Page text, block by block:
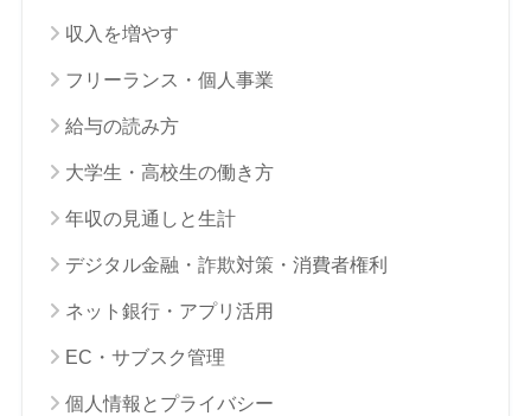
収入を増やす
フリーランス・個人事業
給与の読み方
大学生・高校生の働き方
年収の見通しと生計
デジタル金融・詐欺対策・消費者権利
ネット銀行・アプリ活用
EC・サブスク管理
個人情報とプライバシー